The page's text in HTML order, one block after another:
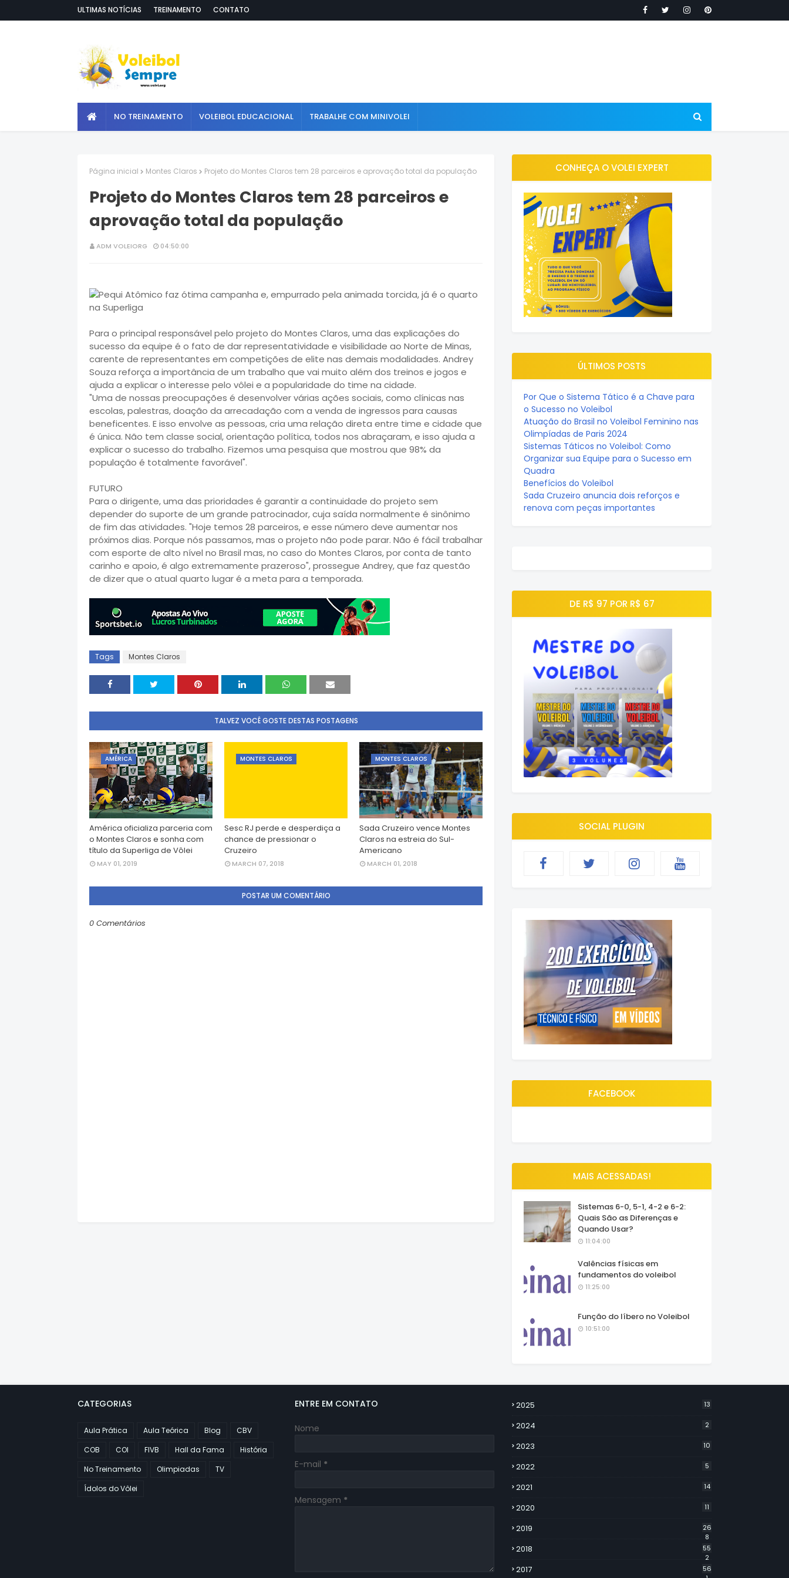
ULTIMAS NOTÍCIAS TREINAMENTO CONTATO
NO TREINAMENTO VOLEIBOL EDUCACIONAL TRABALHE COM MINIVOLEI
Página inicial Montes Claros Projeto do Montes Claros tem 28 parceiros e aprovação total da população
Projeto do Montes Claros tem 28 parceiros e
aprovação total da população
ADM VOLEIORG 04:50:00
Para o principal responsável pelo projeto do Montes Claros, uma das explicações do
sucesso da equipe é o fato de dar representatividade e visibilidade ao Norte de Minas,
carente de representantes em competições de elite nas demais modalidades. Andrey
Souza reforça a importância de um trabalho que vai muito além dos treinos e jogos e
ajuda a explicar o interesse pelo vôlei e a popularidade do time na cidade.
"Uma de nossas preocupações é desenvolver várias ações sociais, como clínicas nas
escolas, palestras, doação da arrecadação com a venda de ingressos para causas
beneficentes. E isso envolve as pessoas, cria uma relação direta entre time e cidade que
é única. Não tem classe social, orientação política, todos nos abraçaram, e isso ajuda a
explicar o sucesso do trabalho. Fizemos uma pesquisa que mostrou que 98% da
população é totalmente favorável".
FUTURO
Para o dirigente, uma das prioridades é garantir a continuidade do projeto sem
depender do suporte de um grande patrocinador, cuja saída normalmente é sinônimo
de fim das atividades. "Hoje temos 28 parceiros, e esse número deve aumentar nos
próximos dias. Porque nós passamos, mas o projeto não pode parar. Não é fácil trabalhar
com esporte de alto nível no Brasil mas, no caso do Montes Claros, por conta de tanto
carinho e apoio, é algo extremamente prazeroso", prossegue Andrey, que faz questão
de dizer que o atual quarto lugar é a meta para a temporada.
Tags Montes Claros
TALVEZ VOCÊ GOSTE DESTAS POSTAGENS
AMÉRICA
América oficializa parceria com
o Montes Claros e sonha com
título da Superliga de Vôlei
MAY 01, 2019
MONTES CLAROS
Sesc RJ perde e desperdiça a
chance de pressionar o
Cruzeiro
MARCH 07, 2018
MONTES CLAROS
Sada Cruzeiro vence Montes
Claros na estreia do Sul-
Americano
MARCH 01, 2018
POSTAR UM COMENTÁRIO
0 Comentários
CONHEÇA O VOLEI EXPERT
ÚLTIMOS POSTS
Por Que o Sistema Tático é a Chave para
o Sucesso no Voleibol
Atuação do Brasil no Voleibol Feminino nas
Olimpíadas de Paris 2024
Sistemas Táticos no Voleibol: Como
Organizar sua Equipe para o Sucesso em
Quadra
Benefícios do Voleibol
Sada Cruzeiro anuncia dois reforços e
renova com peças importantes
DE R$ 97 POR R$ 67
SOCIAL PLUGIN
FACEBOOK
MAIS ACESSADAS!
Sistemas 6-0, 5-1, 4-2 e 6-2:
Quais São as Diferenças e
Quando Usar?
11:04:00
Valências físicas em
fundamentos do voleibol
11:25:00
Função do líbero no Voleibol
10:51:00
CATEGORIAS
Aula Prática Aula Teórica Blog
CBV
COB
COI FIVB Hall da Fama
História
No Treinamento
Olimpiadas
TV
Ídolos do Vôlei
ENTRE EM CONTATO
Nome
E-mail *
Mensagem *
2025 13
2024 2
2023 10
2022 5
2021 14
2020 11
2019
26
8
2018
55
2
2017
56